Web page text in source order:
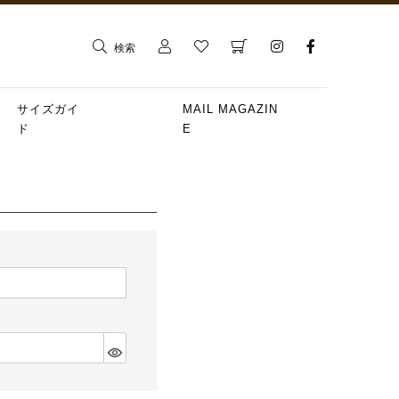
検索
サイズガイ
ド
MAIL MAGAZIN
E